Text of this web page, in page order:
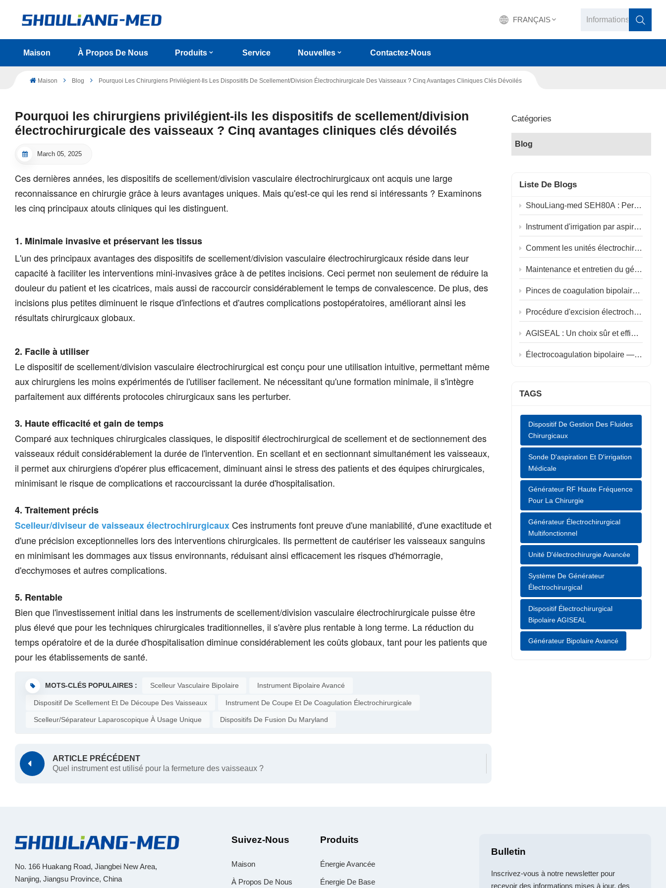
FRANÇAIS
English
русский
italiano
português
Maison À Propos De Nous Produits Service Nouvelles Contactez-Nous
Maison Blog Pourquoi Les Chirurgiens Privilégient-Ils Les Dispositifs De Scellement/division Électrochirurgicale Des Vaisseaux ? Cinq Avantages Cliniques Clés Dévoilés
Catégories
Blog
Liste De Blogs
ShouLiang-med SEH80A : Perfectionnement des principes physiques, progrès vers l’avenir de la chirurgie
Instrument d'irrigation par aspiration jetable : un instrument quatre-en-un pour la chirurgie endoscopique
Comment les unités électrochirurgicales rendent la chirurgie plus sûre et la convalescence plus rapide
Maintenance et entretien du générateur électrochirurgical AGISEAL SL100M
Pinces de coagulation bipolaires : pour une manipulation précise et une récupération accélérée en cas d’hémorroïdectomie
Procédure d'excision électrochirurgicale LEEP : un traitement efficace et précis des maladies du col de l'utérus
AGISEAL : Un choix sûr et efficace pour la chirurgie bariatrique
Électrocoagulation bipolaire — La technique de dissection privilégiée pour le pontage STA-MCA
TAGS
Dispositif De Gestion Des Fluides
Chirurgicaux
Sonde D'aspiration Et D'irrigation
Médicale
Générateur RF Haute Fréquence
Pour La Chirurgie
Générateur Électrochirurgical
Multifonctionnel
Unité D'électrochirurgie Avancée
Système De Générateur
Électrochirurgical
Dispositif Électrochirurgical
Bipolaire AGISEAL
Générateur Bipolaire Avancé
Pourquoi les chirurgiens privilégient-ils les dispositifs de scellement/division
électrochirurgicale des vaisseaux ? Cinq avantages cliniques clés dévoilés
March 05, 2025
Ces dernières années, les dispositifs de scellement/division vasculaire électrochirurgicaux ont acquis une large
reconnaissance en chirurgie grâce à leurs avantages uniques. Mais qu'est-ce qui les rend si intéressants ? Examinons
les cinq principaux atouts cliniques qui les distinguent.
1. Minimale invasive et préservant les tissus
L'un des principaux avantages des dispositifs de scellement/division vasculaire électrochirurgicaux réside dans leur
capacité à faciliter les interventions mini-invasives grâce à de petites incisions. Ceci permet non seulement de réduire la
douleur du patient et les cicatrices, mais aussi de raccourcir considérablement le temps de convalescence. De plus, des
incisions plus petites diminuent le risque d'infections et d'autres complications postopératoires, améliorant ainsi les
résultats chirurgicaux globaux.
2. Facile à utiliser
Le dispositif de scellement/division vasculaire électrochirurgical est conçu pour une utilisation intuitive, permettant même
aux chirurgiens les moins expérimentés de l'utiliser facilement. Ne nécessitant qu'une formation minimale, il s'intègre
parfaitement aux différents protocoles chirurgicaux sans les perturber.
3. Haute efficacité et gain de temps
Comparé aux techniques chirurgicales classiques, le dispositif électrochirurgical de scellement et de sectionnement des
vaisseaux réduit considérablement la durée de l'intervention. En scellant et en sectionnant simultanément les vaisseaux,
il permet aux chirurgiens d'opérer plus efficacement, diminuant ainsi le stress des patients et des équipes chirurgicales,
minimisant le risque de complications et raccourcissant la durée d'hospitalisation.
4. Traitement précis
Scelleur/diviseur de vaisseaux électrochirurgicaux Ces instruments font preuve d'une maniabilité, d'une exactitude et
d'une précision exceptionnelles lors des interventions chirurgicales. Ils permettent de cautériser les vaisseaux sanguins
en minimisant les dommages aux tissus environnants, réduisant ainsi efficacement les risques d'hémorragie,
d'ecchymoses et autres complications.
5. Rentable
Bien que l'investissement initial dans les instruments de scellement/division vasculaire électrochirurgicale puisse être
plus élevé que pour les techniques chirurgicales traditionnelles, il s'avère plus rentable à long terme. La réduction du
temps opératoire et de la durée d'hospitalisation diminue considérablement les coûts globaux, tant pour les patients que
pour les établissements de santé.
MOTS-CLÉS POPULAIRES : Scelleur Vasculaire Bipolaire Instrument Bipolaire Avancé
Dispositif De Scellement Et De Découpe Des Vaisseaux Instrument De Coupe Et De Coagulation Électrochirurgicale
Scelleur/séparateur Laparoscopique À Usage Unique Dispositifs De Fusion Du Maryland
ARTICLE PRÉCÉDENT
Quel instrument est utilisé pour la fermeture des vaisseaux ?
No. 166 Huakang Road, Jiangbei New Area,
Nanjing, Jiangsu Province, China
Suivez-Nous
Maison
À Propos De Nous
Produits
Énergie Avancée
Énergie De Base
Bulletin
Inscrivez-vous à notre newsletter pour
recevoir des informations mises à jour, des